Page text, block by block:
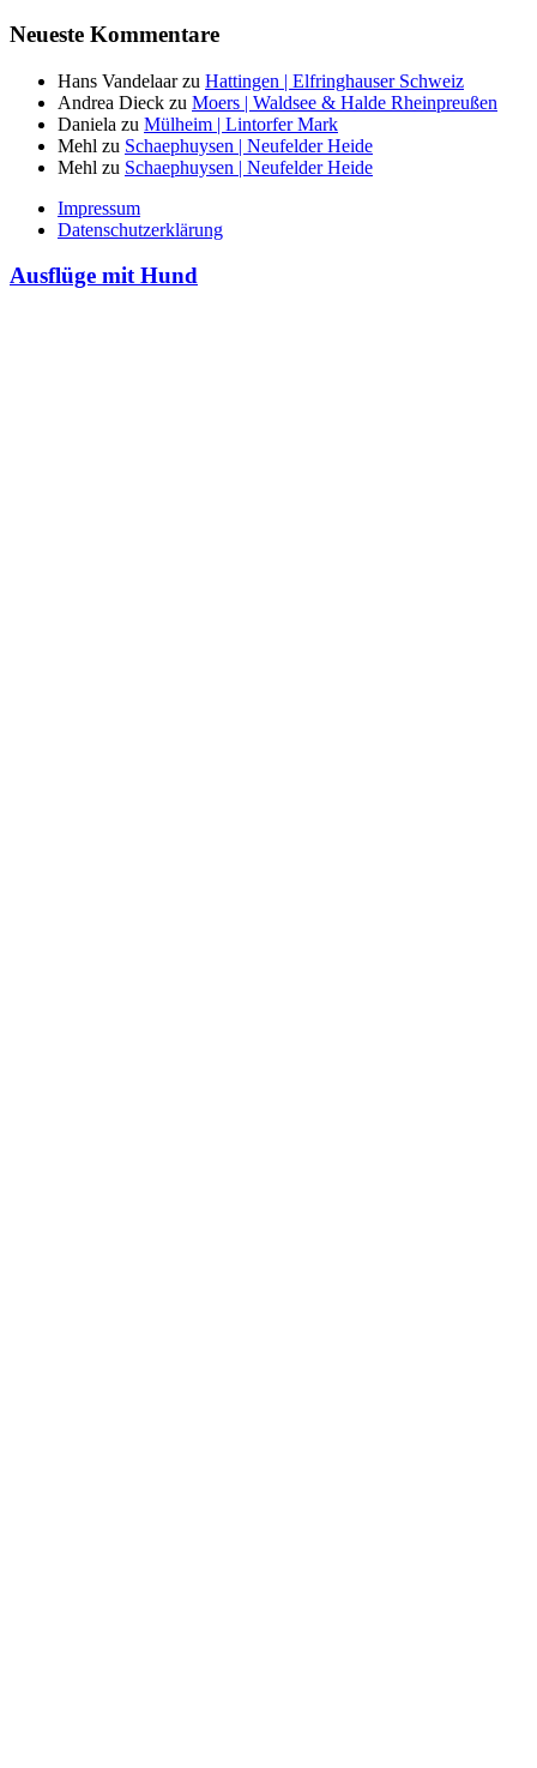
Neueste Kommentare
Hans Vandelaarzu Hattingen | Elfringhauser Schweiz
Andrea Dieck zu Moers | Waldsee & Halde Rheinpreußen
Daniela zu Mülheim | Lintorfer Mark
Mehl zu Schaephuysen | Neufelder Heide
Mehl zu Schaephuysen | Neufelder Heide
Impressum
Datenschutzerklärung
Ausflüge mit Hund